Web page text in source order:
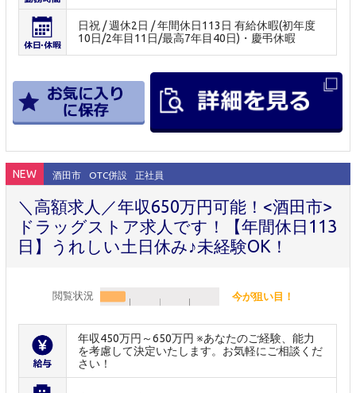
日祝 / 週休2日 / 年間休日113日 有給休暇(初年度
10日/2年目11日/最高7年目40日)・慶弔休暇
NEW 酒田市 OTC併設 正社員
＼高額求人／年収650万円可能！<酒田市>
ドラッグストア求人です！【年間休日113
日】うれしい土日休み♪未経験OK！
閲覧状況 今が狙い目！
年収450万円～650万円 ※あなたのご経験、能力
を考慮して決定いたします。お気軽にご相談くだ
さい！